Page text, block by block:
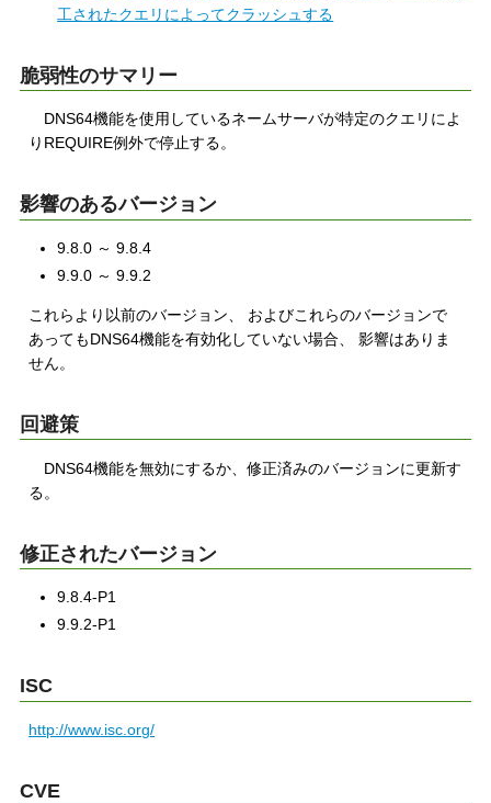
工されたクエリによってクラッシュする
脆弱性のサマリー
DNS64機能を使用しているネームサーバが特定のクエリによ
りREQUIRE例外で停止する。
影響のあるバージョン
9.8.0 ～ 9.8.4
9.9.0 ～ 9.9.2
これらより以前のバージョン、 およびこれらのバージョンで
あってもDNS64機能を有効化していない場合、 影響はありま
せん。
回避策
DNS64機能を無効にするか、修正済みのバージョンに更新す
る。
修正されたバージョン
9.8.4-P1
9.9.2-P1
ISC
http://www.isc.org/
CVE